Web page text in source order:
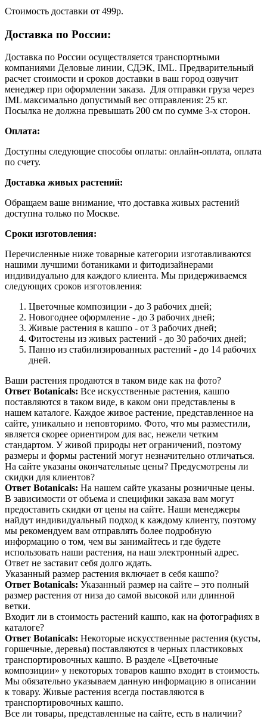
Cтоимость доставки от 499р.
Доставка по России:
Доставка по России осуществляется транспортными
компаниями Деловые линии, СДЭК, IML. Предварительный
расчет стоимости и сроков доставки в ваш город озвучит
менеджер при оформлении заказа. Для отправки груза через
IML максимально допустимый вес отправления: 25 кг.
Посылка не должна превышать 200 см по сумме 3-х сторон.
Оплата:
Доступны следующие способы оплаты: онлайн-оплата, оплата
по счету.
Доставка живых растений:
Обращаем ваше внимание, что доставка живых растений
доступна только по Москве.
Сроки изготовления:
Перечисленные ниже товарные категории изготавливаются
нашими лучшими ботаниками и фитодизайнерами
индивидуально для каждого клиента. Мы придерживаемся
следующих сроков изготовления:
Цветочные композиции - до 3 рабочих дней;
Новогоднее оформление - до 3 рабочих дней;
Живые растения в кашпо - от 3 рабочих дней;
Фитостены из живых растений - до 30 рабочих дней;
Панно из стабилизированных растений - до 14 рабочих
дней.
Ваши растения продаются в таком виде как на фото?
Ответ Botanicals: Все искусственные растения, кашпо
поставляются в таком виде, в каком они представлены в
нашем каталоге. Каждое живое растение, представленное на
сайте, уникально и неповторимо. Фото, что мы разместили,
является скорее ориентиром для вас, нежели четким
стандартом. У живой природы нет ограничений, поэтому
размеры и формы растений могут незначительно отличаться.
На сайте указаны окончательные цены? Предусмотрены ли
скидки для клиентов?
Ответ Botanicals: На нашем сайте указаны розничные цены.
В зависимости от объема и специфики заказа вам могут
предоставить скидки от цены на сайте. Наши менеджеры
найдут индивидуальный подход к каждому клиенту, поэтому
мы рекомендуем вам отправлять более подробную
информацию о том, чем вы занимайтесь и где будете
использовать наши растения, на наш электронный адрес.
Ответ не заставит себя долго ждать.
Указанный размер растения включает в себя кашпо?
Ответ Botanicals: Указанный размер на сайте – это полный
размер растения от низа до самой высокой или длинной
ветки.
Входит ли в стоимость растений кашпо, как на фотографиях в
каталоге?
Ответ Botanicals: Некоторые искусственные растения (кусты,
горшечные, деревья) поставляются в черных пластиковых
транспортировочных кашпо. В разделе «Цветочные
композиции» у некоторых товаров кашпо входит в стоимость.
Мы обязательно указываем данную информацию в описании
к товару. Живые растения всегда поставляются в
транспортировочных кашпо.
Все ли товары, представленные на сайте, есть в наличии?